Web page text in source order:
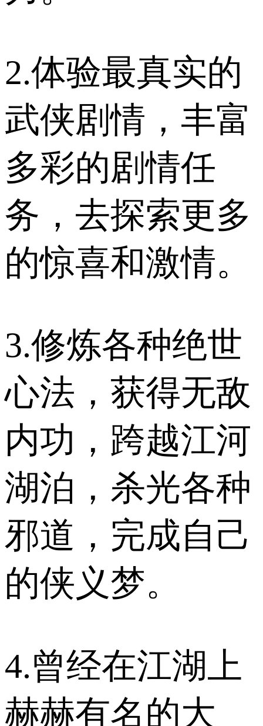
2.体验最真实的
武侠剧情，丰富
多彩的剧情任
务，去探索更多
的惊喜和激情。
3.修炼各种绝世
心法，获得无敌
内功，跨越江河
湖泊，杀光各种
邪道，完成自己
的侠义梦。
4.曾经在江湖上
赫赫有名的大